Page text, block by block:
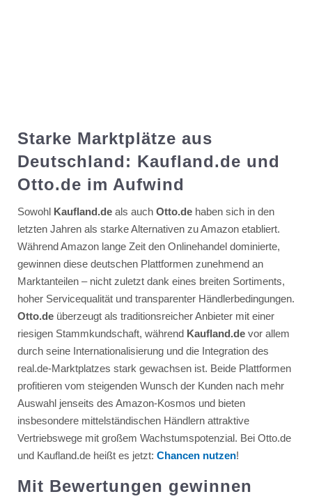
Starke Marktplätze aus
Deutschland: Kaufland.de und
Otto.de im Aufwind
Sowohl Kaufland.deals auch Otto.dehaben sich in den
letzten Jahren als starke Alternativen zu Amazon etabliert.
Während Amazon lange Zeit den Onlinehandel dominierte,
gewinnen diese deutschen Plattformen zunehmend an
Marktanteilen – nicht zuletzt dank eines breiten Sortiments,
hoher Servicequalität und transparenter Händlerbedingungen.
Otto.deüberzeugt als traditionsreicher Anbieter mit einer
riesigen Stammkundschaft, während Kaufland.devor allem
durch seine Internationalisierung und die Integration des
real.de-Marktplatzes stark gewachsen ist. Beide Plattformen
profitieren vom steigenden Wunsch der Kunden nach mehr
Auswahl jenseits des Amazon-Kosmos und bieten
insbesondere mittelständischen Händlern attraktive
Vertriebswege mit großem Wachstumspotenzial. Bei Otto.de
und Kaufland.de heißt es jetzt: Chancen nutzen!
Mit Bewertungen gewinnen